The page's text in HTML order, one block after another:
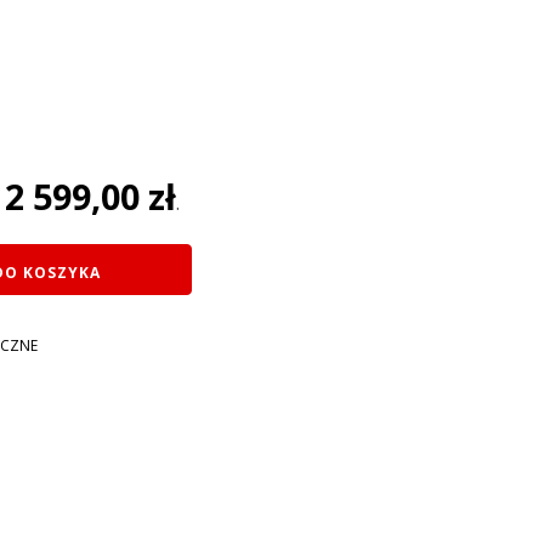
2 599,00 zł.
KOSZYKA